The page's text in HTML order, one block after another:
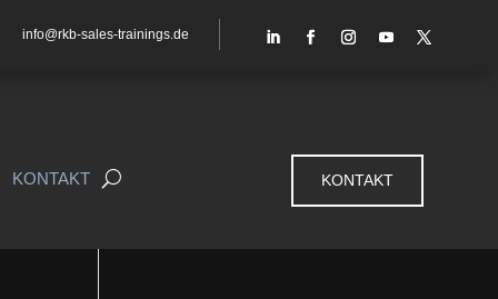
info@rkb-sales-trainings.de
KONTAKT KONTAKT